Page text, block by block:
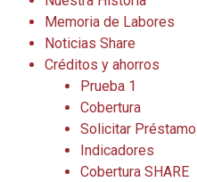
Memoria de Labores
Noticias Share
Créditos y ahorros
Prueba 1
Cobertura
Solicitar Préstamo
Indicadores
Cobertura SHARE